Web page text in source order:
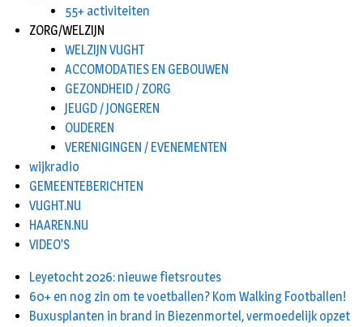
55+ activiteiten
ZORG/WELZIJN
WELZIJN VUGHT
ACCOMODATIES EN GEBOUWEN
GEZONDHEID / ZORG
JEUGD / JONGEREN
OUDEREN
VERENIGINGEN / EVENEMENTEN
wijkradio
GEMEENTEBERICHTEN
VUGHT.NU
HAAREN.NU
VIDEO’S
Leyetocht 2026: nieuwe fietsroutes
60+ en nog zin om te voetballen? Kom Walking Footballen!
Buxusplanten in brand in Biezenmortel, vermoedelijk opzet